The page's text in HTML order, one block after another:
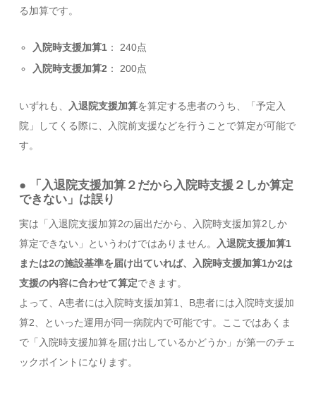
る加算です。
入院時支援加算1： 240点
入院時支援加算2： 200点
いずれも、 入退院支援加算を算定する患者のうち、「予定入
院」してくる際に、入院前支援などを行うことで算定が可能で
す。
● 「入退院支援加算２だから入院時支援２しか算定
できない」は誤り
実は「入退院支援加算2の届出だから、入院時支援加算2しか
算定できない」というわけではありません。 入退院支援加算1
または2の施設基準を届け出ていれば、入院時支援加算1か2は
支援の内容に合わせて算定できます。
よって、A患者には入院時支援加算1、B患者には入院時支援加
算2、といった運用が同一病院内で可能です。ここではあくま
で「入院時支援加算を届け出しているかどうか」が第一のチェ
ックポイントになります。